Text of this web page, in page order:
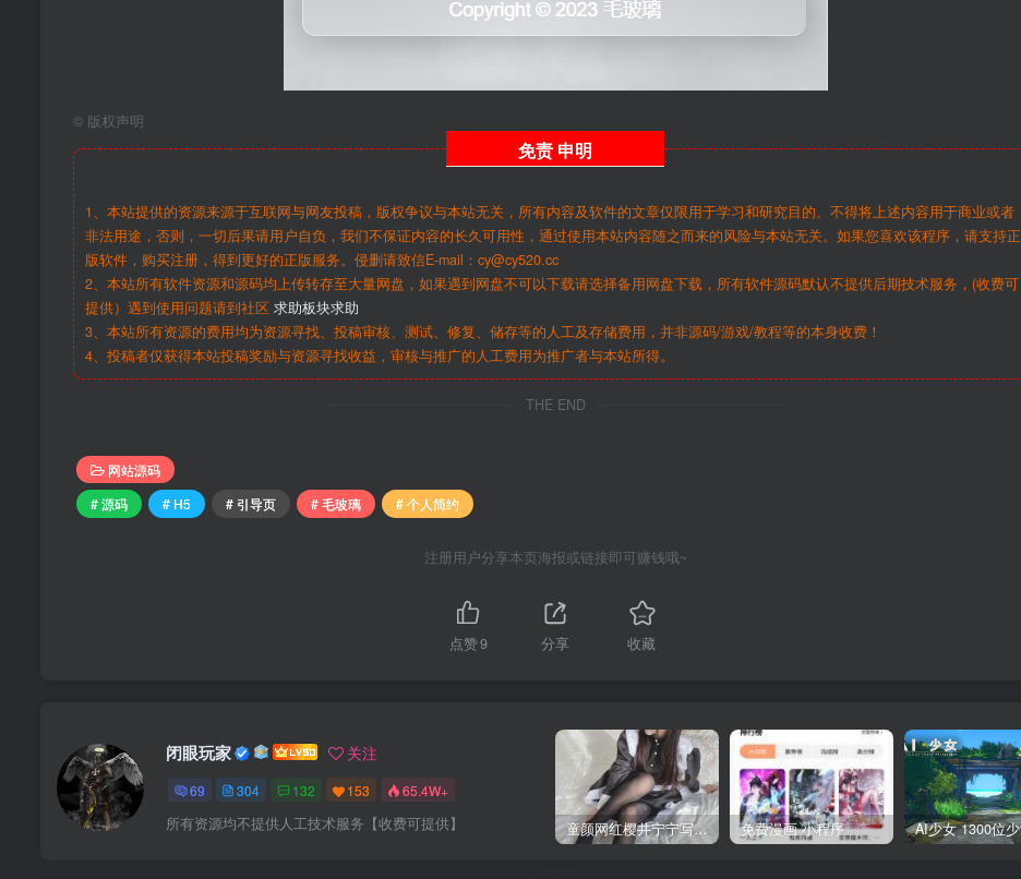
© 版权声明
免责 申明
1、本站提供的资源来源于互联网与网友投稿，版权争议与本站无关，所有内容及软件的文章仅限用于学习和研究目的。不得将上述内容用于商业或者
非法用途，否则，一切后果请用户自负，我们不保证内容的长久可用性，通过使用本站内容随之而来的风险与本站无关。如果您喜欢该程序，请支持正
版软件，购买注册，得到更好的正版服务。侵删请致信E-mail：cy@cy520.cc
2、本站所有软件资源和源码均上传转存至大量网盘，如果遇到网盘不可以下载请选择备用网盘下载，所有软件源码默认不提供后期技术服务，(收费可
提供）遇到使用问题请到社区 求助板块求助
3、本站所有资源的费用均为资源寻找、投稿审核、测试、修复、储存等的人工及存储费用，并非源码/游戏/教程等的本身收费！
4、投稿者仅获得本站投稿奖励与资源寻找收益，审核与推广的人工费用为推广者与本站所得。
THE END
网站源码
# 源码
# H5 # 引导页 # 毛玻璃 # 个人简约
注册用户分享本页海报或链接即可赚钱哦~
点赞9 分享 收藏
闭眼玩家 关注
69 304 132 153 65.4W+
所有资源均不提供人工技术服务【收费可提供】 童颜网红樱井宁宁写真集套图 免费漫画 小程序